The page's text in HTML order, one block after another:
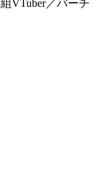
VTuber／バーチ